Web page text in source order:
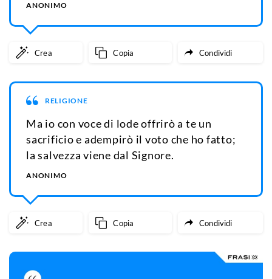
ANONIMO
Crea Copia Condividi
RELIGIONE
Ma io con voce di lode offrirò a te un
sacrificio e adempirò il voto che ho fatto;
la salvezza viene dal Signore.
ANONIMO
Crea Copia Condividi